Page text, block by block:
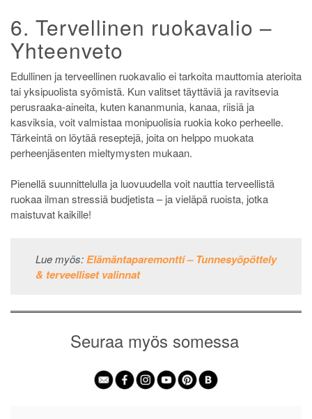
6. Tervellinen ruokavalio –
Yhteenveto
Edullinen ja terveellinen ruokavalio ei tarkoita mauttomia aterioita
tai yksipuolista syömistä. Kun valitset täyttäviä ja ravitsevia
perusraaka-aineita, kuten kananmunia, kanaa, riisiä ja
kasviksia, voit valmistaa monipuolisia ruokia koko perheelle.
Tärkeintä on löytää reseptejä, joita on helppo muokata
perheenjäsenten mieltymysten mukaan.
Pienellä suunnittelulla ja luovuudella voit nauttia terveellistä
ruokaa ilman stressiä budjetista – ja vieläpä ruoista, jotka
maistuvat kaikille!
Lue myös:Elämäntaparemontti – Tunnesyöpöttely
& terveelliset valinnat
Seuraa myös somessa